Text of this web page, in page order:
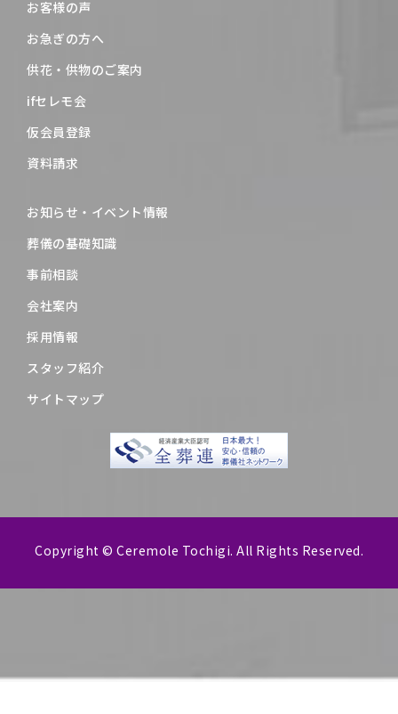
お客様の声
お急ぎの方へ
供花・供物のご案内
ifセレモ会
仮会員登録
資料請求
お知らせ・イベント情報
葬儀の基礎知識
事前相談
会社案内
採用情報
スタッフ紹介
サイトマップ
Copyright © Ceremole Tochigi. All Rights Reserved.